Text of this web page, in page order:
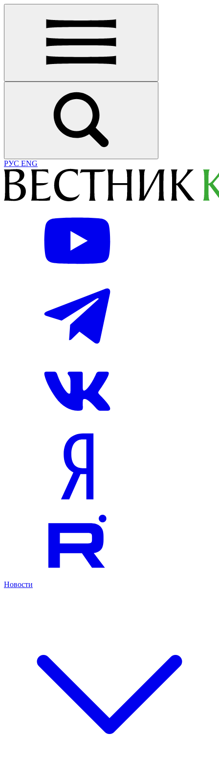
РУС ENG
Новости